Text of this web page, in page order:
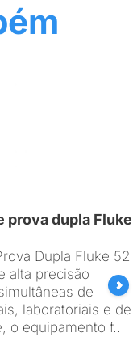
prova dupla Fluke
Dupla Fluke 52
alta precisão
de
laboratoriais e de
o equipamento f..